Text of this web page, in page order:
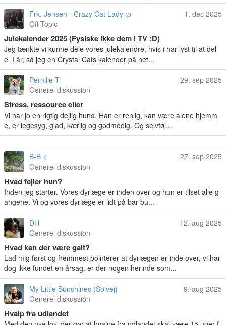
Frk. Jensen - Crazy Cat Lady :p
Off Topic
1. dec 2025
Julekalender 2025 (Fysiske ikke dem i TV :D)
Jeg tænkte vi kunne dele vores julekalendre, hvis i har lyst til at del
e. I år, så jeg en Crystal Cats kalender på net...
Pernille T
Generel diskussion
29. sep 2025
Stress, ressource eller
Vi har jo en rigtig dejlig hund. Han er renlig, kan være alene hjemm
e, er legesyg, glad, kærlig og godmodig. Og selvføl...
B-B <
Generel diskussion
27. sep 2025
Hvad fejler hun?
Inden jeg starter. Vores dyrlæge er inden over og hun er tilset alle g
angene. Vi og vores dyrlæge er lidt på bar bu...
DH
Generel diskussion
12. aug 2025
Hvad kan der være galt?
Lad mig først og fremmest pointerer at dyrlægen er inde over, vi har
dog ikke fundet en årsag. er der nogen herinde som...
My Little Sunshines (Solvej)
Generel diskussion
9. aug 2025
Hvalp fra udlandet